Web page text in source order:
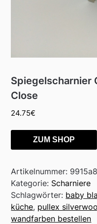
Spiegelscharnier
Close
24.75€
ZUM SHOP
Artikelnummer:
Kategorie: Scharniere
Schlagwörter: baby
küche, pullex
wandfarben bestellen